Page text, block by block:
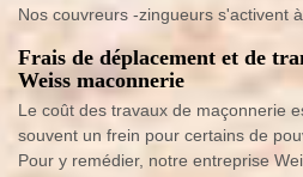
Nos couvreurs -zingueurs s'activent à
Frais de déplacement et de
Weiss maconnerie
Le coût des travaux de maçonnerie
souvent un frein pour certains de
Pour y remédier, notre entreprise